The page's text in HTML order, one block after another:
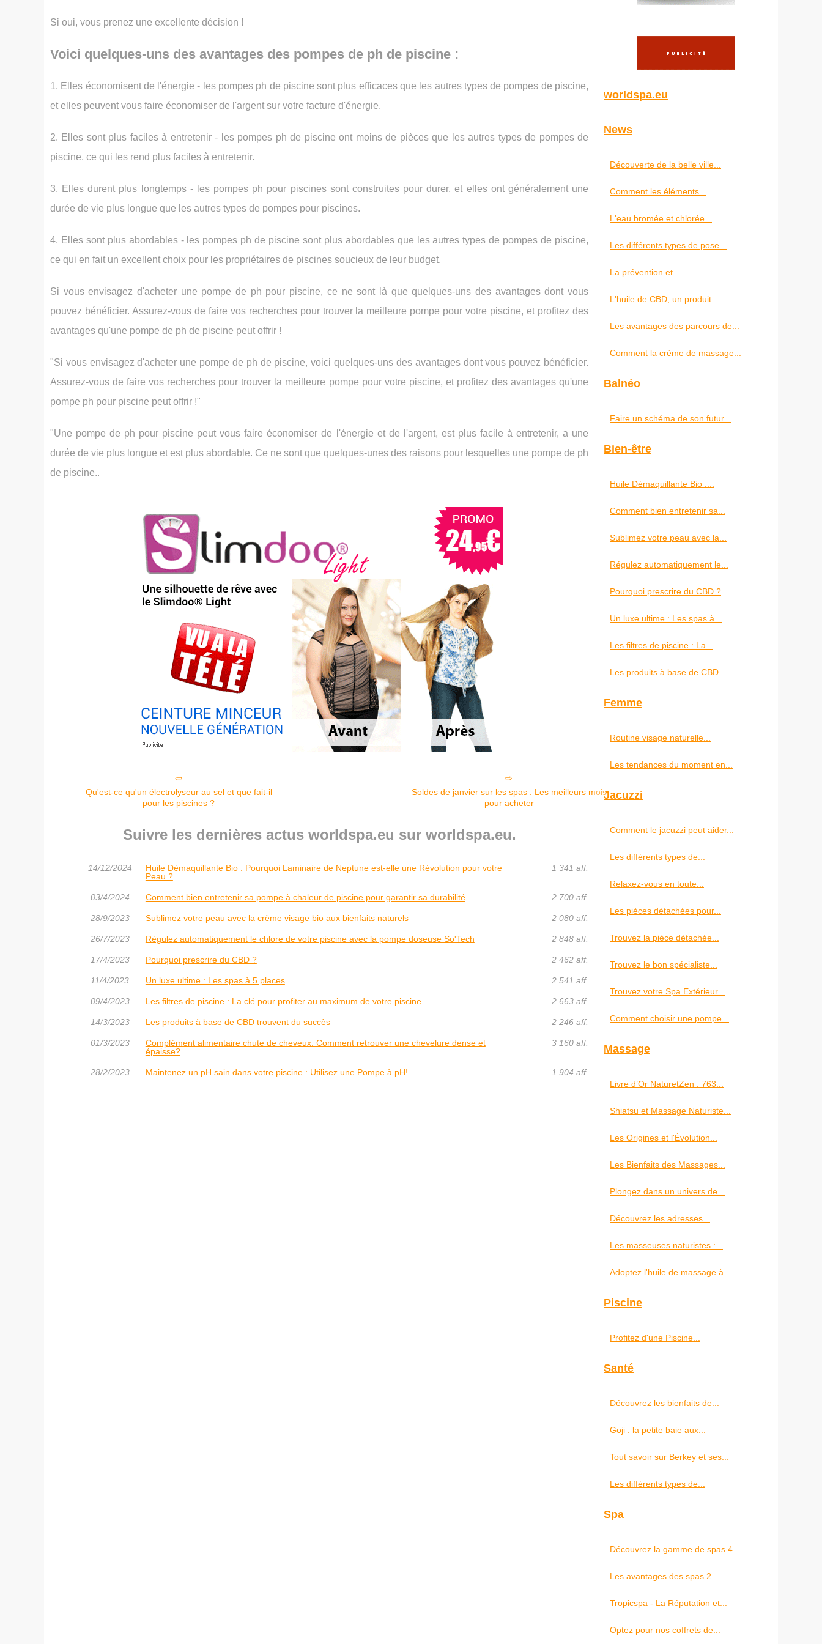
Si oui, vous prenez une excellente décision !
Voici quelques-uns des avantages des pompes de ph de piscine :
1. Elles économisent de l'énergie - les pompes ph de piscine sont plus efficaces que les autres types de pompes de piscine,
et elles peuvent vous faire économiser de l'argent sur votre facture d'énergie.
2. Elles sont plus faciles à entretenir - les pompes ph de piscine ont moins de pièces que les autres types de pompes de
piscine, ce qui les rend plus faciles à entretenir.
3. Elles durent plus longtemps - les pompes ph pour piscines sont construites pour durer, et elles ont généralement une
durée de vie plus longue que les autres types de pompes pour piscines.
4. Elles sont plus abordables - les pompes ph de piscine sont plus abordables que les autres types de pompes de piscine,
ce qui en fait un excellent choix pour les propriétaires de piscines soucieux de leur budget.
Si vous envisagez d'acheter une pompe de ph pour piscine, ce ne sont là que quelques-uns des avantages dont vous
pouvez bénéficier. Assurez-vous de faire vos recherches pour trouver la meilleure pompe pour votre piscine, et profitez des
avantages qu'une pompe de ph de piscine peut offrir !
"Si vous envisagez d'acheter une pompe de ph de piscine, voici quelques-uns des avantages dont vous pouvez bénéficier.
Assurez-vous de faire vos recherches pour trouver la meilleure pompe pour votre piscine, et profitez des avantages qu'une
pompe ph pour piscine peut offrir !"
"Une pompe de ph pour piscine peut vous faire économiser de l'énergie et de l'argent, est plus facile à entretenir, a une
durée de vie plus longue et est plus abordable. Ce ne sont que quelques-unes des raisons pour lesquelles une pompe de ph
de piscine..
Qu'est-ce qu'un électrolyseur au sel et que fait-il
pour les piscines ?
Soldes de janvier sur les spas : Les meilleurs mois
pour acheter
Suivre les dernières actus worldspa.eu sur worldspa.eu.
14/12/2024
Huile Démaquillante Bio : Pourquoi Laminaire de Neptune est-elle une Révolution pour votre
Peau ?
1 341 aff.
03/4/2024 Comment bien entretenir sa pompe à chaleur de piscine pour garantir sa durabilité 2 700 aff.
28/9/2023 Sublimez votre peau avec la crème visage bio aux bienfaits naturels 2 080 aff.
26/7/2023 Régulez automatiquement le chlore de votre piscine avec la pompe doseuse So'Tech 2 848 aff.
17/4/2023 Pourquoi prescrire du CBD ? 2 462 aff.
11/4/2023 Un luxe ultime : Les spas à 5 places 2 541 aff.
09/4/2023 Les filtres de piscine : La clé pour profiter au maximum de votre piscine. 2 663 aff.
14/3/2023 Les produits à base de CBD trouvent du succès 2 246 aff.
01/3/2023
Complément alimentaire chute de cheveux: Comment retrouver une chevelure dense et
épaisse?
3 160 aff.
28/2/2023 Maintenez un pH sain dans votre piscine : Utilisez une Pompe à pH! 1 904 aff.
worldspa.eu
News
Découverte de la belle ville...
Comment les éléments...
L'eau bromée et chlorée...
Les différents types de pose...
La prévention et...
L'huile de CBD, un produit...
Les avantages des parcours de...
Comment la crème de massage...
Balnéo
Faire un schéma de son futur...
Bien-être
Huile Démaquillante Bio :...
Comment bien entretenir sa...
Sublimez votre peau avec la...
Régulez automatiquement le...
Pourquoi prescrire du CBD ?
Un luxe ultime : Les spas à...
Les filtres de piscine : La...
Les produits à base de CBD...
Femme
Routine visage naturelle...
Les tendances du moment en...
Jacuzzi
Comment le jacuzzi peut aider...
Les différents types de...
Relaxez-vous en toute...
Les pièces détachées pour...
Trouvez la pièce détachée...
Trouvez le bon spécialiste...
Trouvez votre Spa Extérieur...
Comment choisir une pompe...
Massage
Livre d’Or NaturetZen : 763...
Shiatsu et Massage Naturiste...
Les Origines et l'Évolution...
Les Bienfaits des Massages...
Plongez dans un univers de...
Découvrez les adresses...
Les masseuses naturistes :...
Adoptez l'huile de massage à...
Piscine
Profitez d'une Piscine...
Santé
Découvrez les bienfaits de...
Goji : la petite baie aux...
Tout savoir sur Berkey et ses...
Les différents types de...
Spa
Découvrez la gamme de spas 4...
Les avantages des spas 2...
Tropicspa - La Réputation et...
Optez pour nos coffrets de...